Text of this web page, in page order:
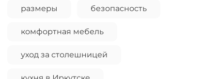
размеры безопасность
комфортная мебель
уход за столешницей